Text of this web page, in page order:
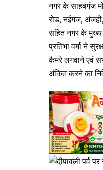
नगर के साहबगंज
रोड, नईगंज,
सहित नगर के मुख्य
प्रतिभा वर्मा ने
कैमरे लगवाने एवं
अंकित करने का